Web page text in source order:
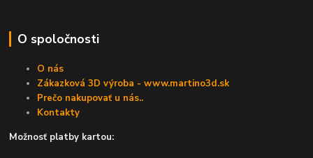
O spoločnosti
O nás
Zákazková 3D výroba - www.martino3d.sk
Prečo nakupovať u nás..
Kontakty
Možnosť platby kartou: